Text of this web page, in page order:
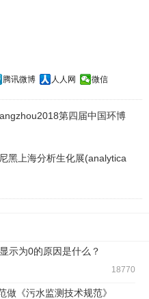
腾讯微博 人人网 微信
第四届中国环博
黑上海分析生化展(analytica
示为0的原因是什么？
18770
做《污水监测技术规范》